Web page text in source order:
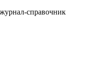
справочник